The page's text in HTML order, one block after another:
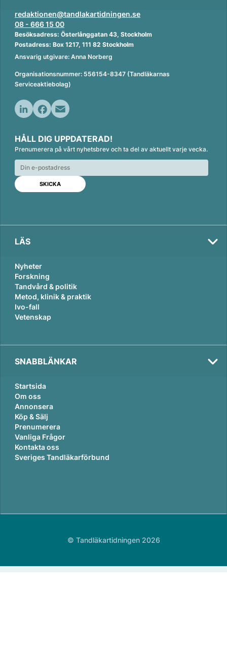
redaktionen@tandlakartidningen.se
08 - 666 15 00
Besöksadress: Österlånggatan 43, Stockholm
Postadress: Box 1217, 111 82 Stockholm
Ansvarig utgivare: Anna Norberg
Organisationsnummer: 556154-8347 (Tandläkarnas
Serviceaktiebolag)
n
k
e
d
n
c
e
b
o
o
k
a
i
l
HÅLL DIG UPPDATERAD!
Prenumerera på vårt nyhetsbrev och ta del av aktuellt varje vecka.
LÄS
Nyheter
Forskning
Tandvård & politik
Metod, klinik & praktik
Ivo-fall
Vetenskap
SNABBLÄNKAR
Startsida
Om oss
Annonsera
Köp & Sälj
Prenumerera
Vanliga Frågor
Kontakta oss
Sveriges Tandläkarförbund
© Tandläkartidningen 2026